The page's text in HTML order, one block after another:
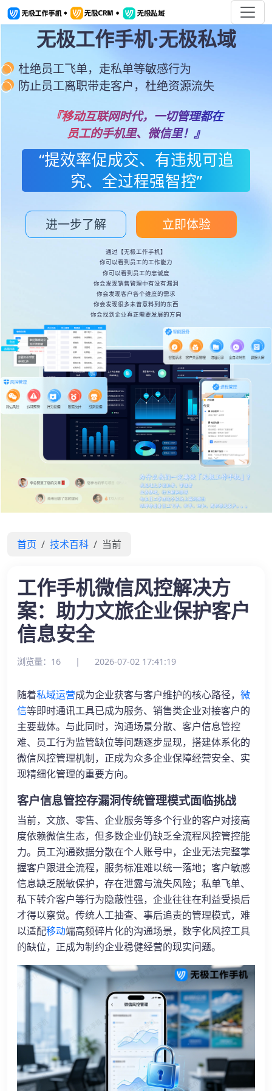
无极工作手机·无极私域
杜绝员工飞单，走私单等敏感行为
防止员工离职带走客户，杜绝资源流失
『移动互联网时代，一切管理都在
员工的手机里、微信里！』
“提效率促成交、有违规可追
究、全过程强智控”
进一步了解 立即体验
通过【无极工作手机】
你可以看到员工的工作能力
你可以看到员工的忠诚度
你会发现销售管理中有没有漏洞
你会发现客户各个维度的需求
你会发现很多未曾意料到的东西
你会找到企业真正需要发展的方向
首页 技术百科 当前
工作手机微信风控解决方
案：助力文旅企业保护客户
信息安全
浏览量：16 | 2026-07-02 17:41:19
随着私域运营成为企业获客与客户维护的核心路径， 微
信等即时通讯工具已成为服务、销售类企业对接客户的
主要载体。与此同时，沟通场景分散、客户信息管控
难、员工行为监管缺位等问题逐步显现，搭建体系化的
微信风控管理机制，正成为众多企业保障经营安全、实
现精细化管理的重要方向。
客户信息管控存漏洞传统管理模式面临挑战
当前，文旅、零售、企业服务等多个行业的客户对接高
度依赖微信生态，但多数企业仍缺乏全流程风控管控能
力。员工沟通数据分散在个人账号中，企业无法完整掌
握客户跟进全流程，服务标准难以统一落地；客户敏感
信息缺乏脱敏保护，存在泄露与流失风险；私单飞单、
私下转介客户等行为隐蔽性强，企业往往在利益受损后
才得以察觉。传统人工抽查、事后追责的管理模式，难
以适配移动端高频碎片化的沟通场景，数字化风控工具
的缺位，正成为制约企业稳健经营的现实问题。